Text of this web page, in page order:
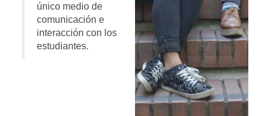
único medio de
comunicación e
interacción con los
estudiantes.